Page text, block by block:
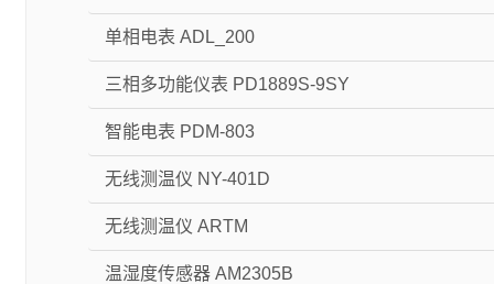
单相电表 ADL_200
三相多功能仪表 PD1889S-9SY
智能电表 PDM-803
无线测温仪 NY-401D
无线测温仪 ARTM
温湿度传感器 AM2305B